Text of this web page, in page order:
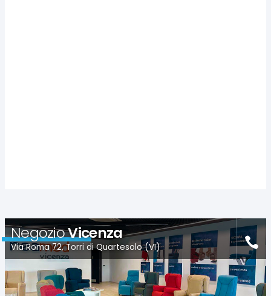
NegozioVicenza
Via Roma 72, Torri di Quartesolo (VI)